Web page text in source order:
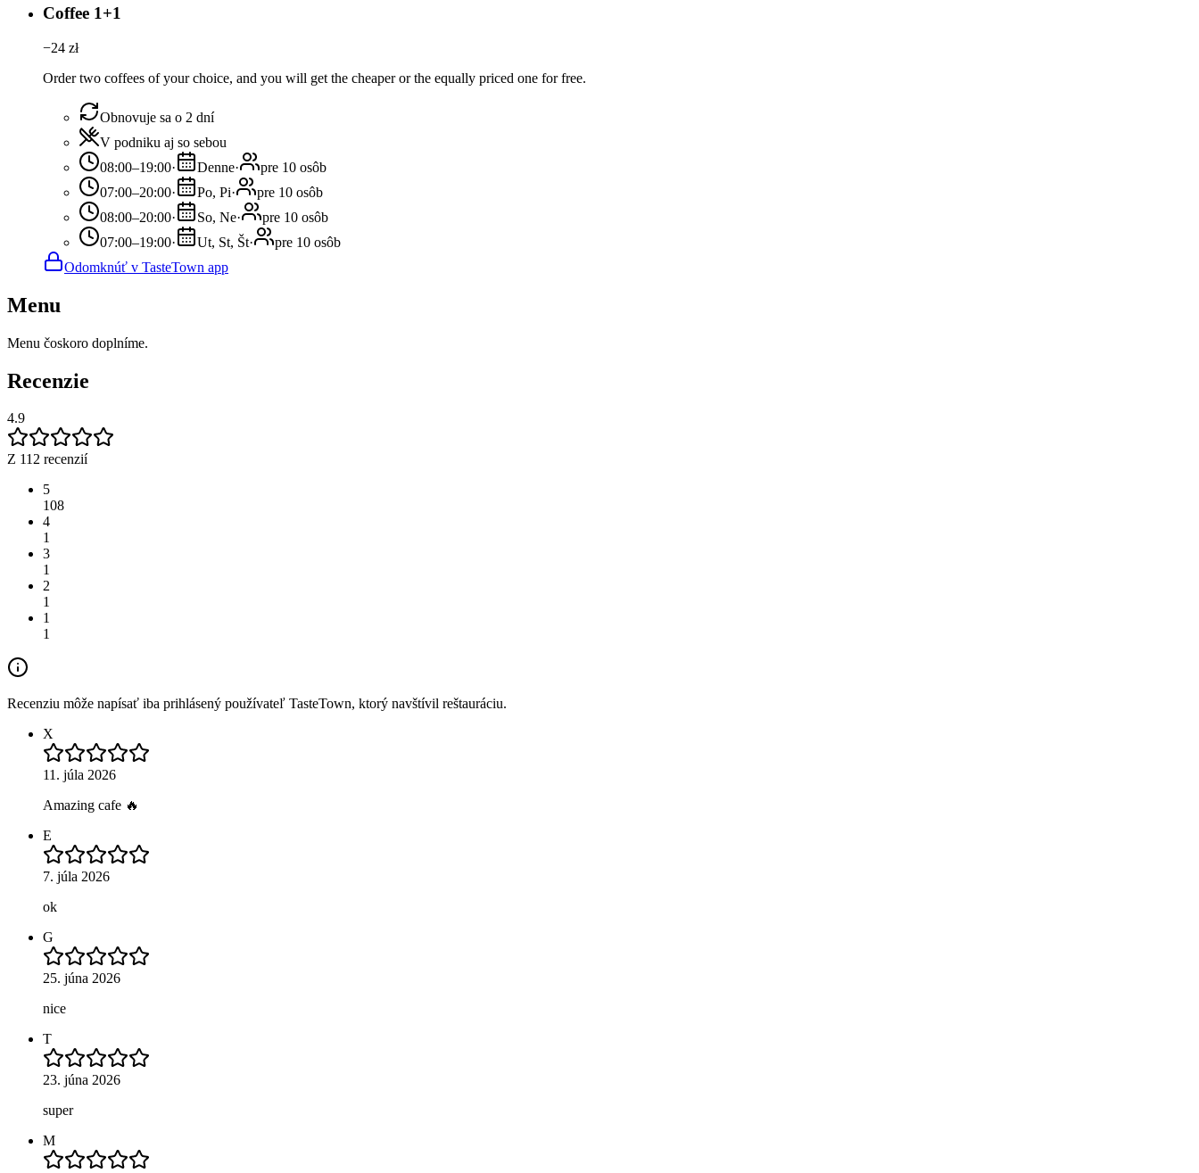
Coffee 1+1
−24 zł
Order two coffees of your choice, and you will get the cheaper or the equally priced one for free.
Obnovuje sa o 2 dní
V podniku aj so sebou
08:00–19:00· Denne·
pre 10 osôb
07:00–20:00· Po, Pi·
pre 10 osôb
08:00–20:00· So, Ne·
pre 10 osôb
07:00–19:00· Ut, St, Št·
pre 10 osôb
Odomknúť v TasteTown app
Menu
Menu čoskoro doplníme.
Recenzie
4.9
Z 112 recenzií
5
108
4
1
3
1
2
1
1
1
Recenziu môže napísať iba prihlásený používateľ TasteTown, ktorý navštívil reštauráciu.
X
11. júla 2026
Amazing cafe 🔥
E
7. júla 2026
ok
G
25. júna 2026
nice
T
23. júna 2026
super
M